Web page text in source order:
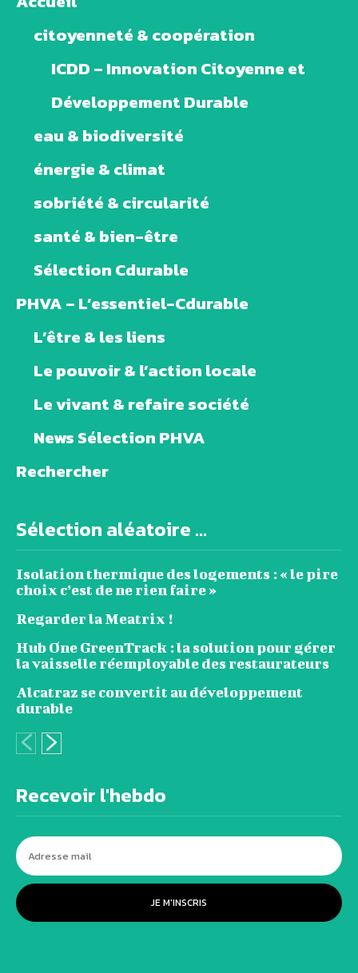
citoyenneté & coopération
ICDD – Innovation Citoyenne et
Développement Durable
eau & biodiversité
énergie & climat
sobriété & circularité
santé & bien-être
Sélection Cdurable
PHVA – L’essentiel-Cdurable
L’être & les liens
Le pouvoir & l’action locale
Le vivant & refaire société
News Sélection PHVA
Rechercher
Sélection aléatoire ...
Isolation thermique des logements : « le pire
choix c’est de ne rien faire »
Regarder la Meatrix !
Hub One GreenTrack : la solution pour gérer
la vaisselle réemployable des restaurateurs
Alcatraz se convertit au développement
durable
Recevoir l'hebdo
JE M'INSCRIS